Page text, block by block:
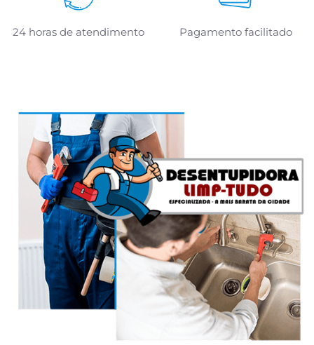
24 horas de atendimento Pagamento facilitado